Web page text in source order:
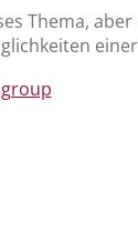
Thema,